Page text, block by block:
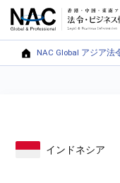
NAC Global アジア法
インドネシア